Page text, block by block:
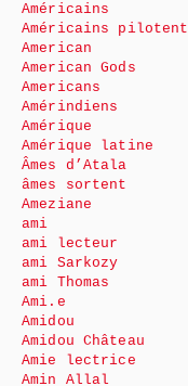
Américains
Américains pilotent
American
American Gods
Americans
Amérindiens
Amérique
Amérique latine
Âmes d’Atala
âmes sortent
Ameziane
ami
ami lecteur
ami Sarkozy
ami Thomas
Ami.e
Amidou
Amidou Château
Amie lectrice
Amin Allal